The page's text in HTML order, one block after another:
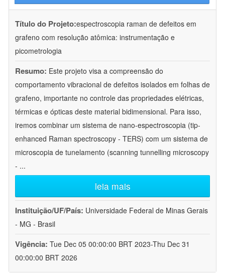
Título do Projeto:espectroscopia raman de defeitos em
grafeno com resolução atômica: instrumentação e
picometrologia
Resumo: Este projeto visa a compreensão do
comportamento vibracional de defeitos isolados em folhas de
grafeno, importante no controle das propriedades elétricas,
térmicas e ópticas deste material bidimensional. Para isso,
iremos combinar um sistema de nano-espectroscopia (tip-
enhanced Raman spectroscopy - TERS) com um sistema de
microscopia de tunelamento (scanning tunnelling microscopy
- ...
leia mais
Instituição/UF/País: Universidade Federal de Minas Gerais
- MG - Brasil
Vigência: Tue Dec 05 00:00:00 BRT 2023-Thu Dec 31
00:00:00 BRT 2026